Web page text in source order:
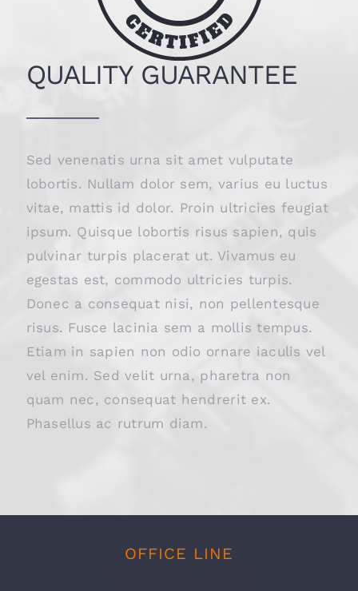
QUALITY GUARANTEE
Sed venenatis urna sit amet vulputate
lobortis. Nullam dolor sem, varius eu luctus
vitae, mattis id dolor. Proin ultricies feugiat
ipsum. Quisque lobortis risus sapien, quis
pulvinar turpis placerat ut. Vivamus eu
egestas est, commodo ultricies turpis.
Donec a consequat nisi, non pellentesque
risus. Fusce lacinia sem a mollis tempus.
Etiam in sapien non odio ornare iaculis vel
vel enim. Sed velit urna, pharetra non
quam nec, consequat hendrerit ex.
Phasellus ac rutrum diam.
OFFICE LINE